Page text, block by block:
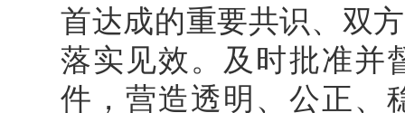
首达成的重要共识、双
落实见效。及时批准并
件，营造透明、公正、